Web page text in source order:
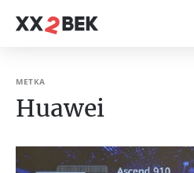
МЕТКА
Huawei